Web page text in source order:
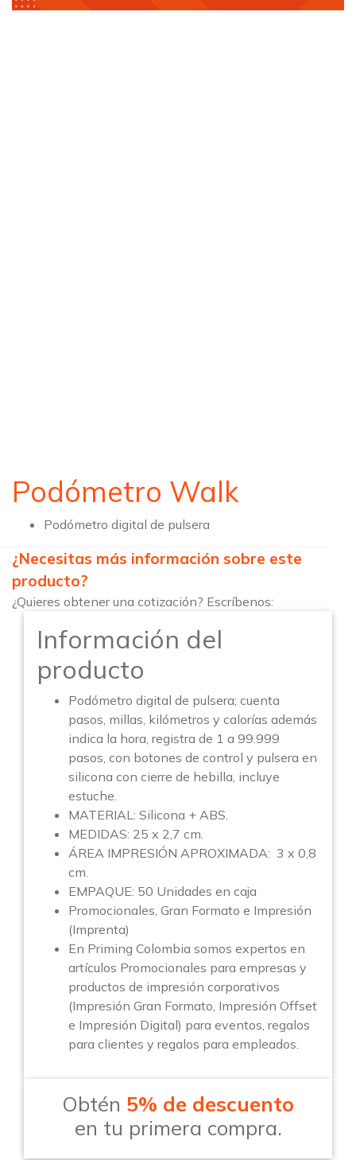
Podómetro Walk
Podómetro digital de pulsera
¿Necesitas más información sobre este
producto?
¿Quieres obtener una cotización? Escríbenos:
Información del
producto
Podómetro digital de pulsera; cuenta
pasos, millas, kilómetros y calorías además
indica la hora, registra de 1 a 99.999
pasos, con botones de control y pulsera en
silicona con cierre de hebilla, incluye
estuche.
MATERIAL: Silicona + ABS.
MEDIDAS: 25 x 2,7 cm.
ÁREA IMPRESIÓN APROXIMADA: 3 x 0,8
cm.
EMPAQUE: 50 Unidades en caja
Promocionales, Gran Formato e Impresión
(Imprenta)
En Priming Colombia somos expertos en
artículos Promocionales para empresas y
productos de impresión corporativos
(Impresión Gran Formato, Impresión Offset
e Impresión Digital) para eventos, regalos
para clientes y regalos para empleados.
Obtén 5% de descuento
en tu primera compra.